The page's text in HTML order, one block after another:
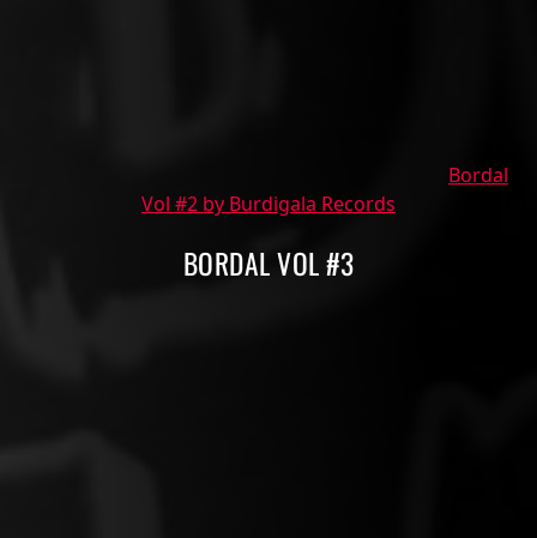
Bordal
Vol #2 by Burdigala Records
BORDAL VOL #3